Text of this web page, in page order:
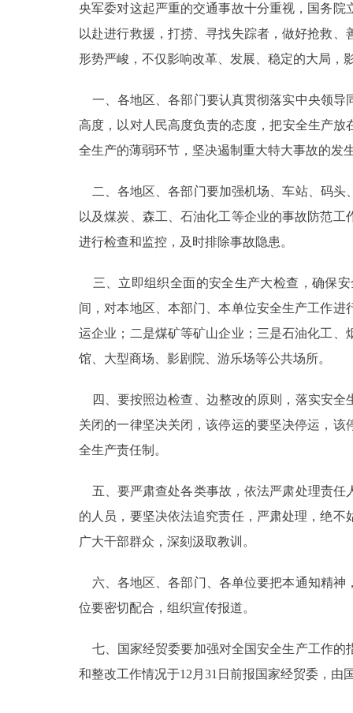
央军委对这起严重的交通事故十分重视，国务
以赴进行救援，打捞、寻找失踪者，做好抢救
形势严峻，不仅影响改革、发展、稳定的大局，
一、各地区、各部门要认真贯彻落实中央领导
高度，以对人民高度负责的态度，把安全生产
全生产的薄弱环节，坚决遏制重大特大事故的发
二、各地区、各部门要加强机场、车站、码头
以及煤炭、森工、石油化工等企业的事故防范
进行检查和监控，及时排除事故隐患。
三、立即组织全面的安全生产大检查，确保
间，对本地区、本部门、本单位安全生产工作
运企业；二是煤矿等矿山企业；三是石油化工
馆、大型商场、影剧院、游乐场等公共场所。
四、要按照边检查、边整改的原则，落实安全
关闭的一律坚决关闭，该停运的要坚决停运，
全生产责任制。
五、要严肃查处各类事故，依法严肃处理责任
的人员，要坚决依法追究责任，严肃处理，绝
广大干部群众，深刻汲取教训。
六、各地区、各部门、各单位要把本通知精神
位要密切配合，组织宣传报道。
七、国家经贸委要加强对全国安全生产工作的
和整改工作情况于12月31日前报国家经贸委，由